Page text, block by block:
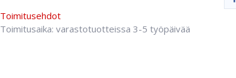
Toimitusehdot
Toimitusaika: varastotuotteissa 3-5 työpäivää